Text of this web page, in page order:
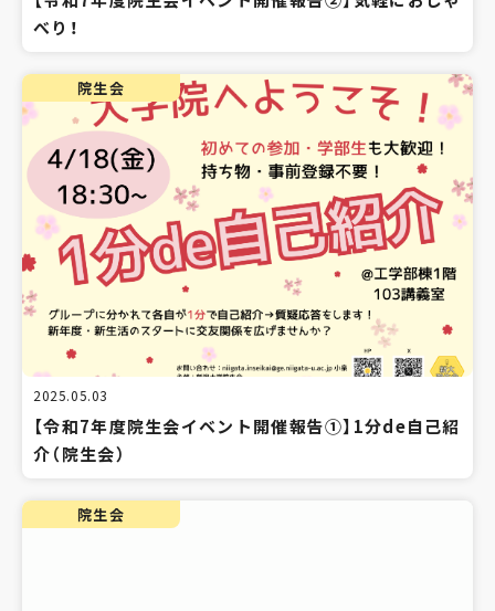
べり！
院生会
2025.05.03
【令和7年度院生会イベント開催報告①】1分de自己紹
介（院生会）
院生会